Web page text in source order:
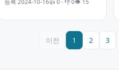
등록 2024-10-16👍 0 · 👎 0👁 15
이전 1 2 3